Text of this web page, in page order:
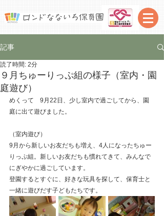
記事
９月ちゅーりっぷ組の様子（室内・園
庭遊び）
読了時間: 2分
めくって　9月22日、少し室内で過ごしてから、園
庭に出て遊びました。
（室内遊び）
9月から新しいお友だちも増え、4人になったちゅー
りっぷ組。新しいお友だちも慣れてきて、みんなで
にぎやかに過ごしています。
登園するとすぐに、好きな玩具を探して、保育士と
一緒に遊びだす子どもたちです。